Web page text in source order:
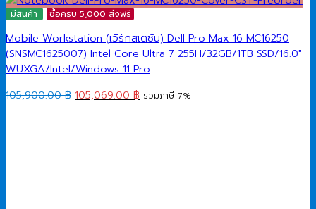
มีสินค้า ซื้อครบ 5,000 ส่งฟรี
Mobile Workstation (เวิร์กสเตชัน) Dell Pro Max 16 MC16250
(SNSMC1625007) Intel Core Ultra 7 255H/32GB/1TB SSD/16.0″
WUXGA/Intel/Windows 11 Pro
105,900.00฿ Original
105,069.00 ฿ Current
รวมภาษี 7%